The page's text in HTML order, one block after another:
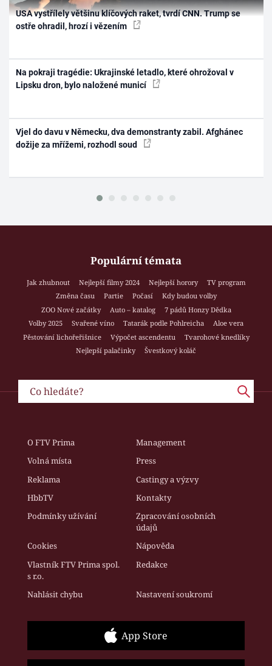
USA vystřílely většinu klíčových raket, tvrdí CNN. Trump se
ostře ohradil, hrozí i vězením
Na pokraji tragédie: Ukrajinské letadlo, které ohrožoval v
Lipsku dron, bylo naložené municí
Vjel do davu v Německu, dva demonstranty zabil. Afghánec
dožije za mřížemi, rozhodl soud
Populární témata
Jak zhubnout Nejlepší filmy 2024 Nejlepší horory
TV program
Změna času
Partie Počasí
Kdy budou volby
ZOO Nové začátky
Auto – katalog
7 pádů Honzy Dědka
Volby 2025
Svařené víno Tatarák podle Pohlreicha
Aloe vera
Pěstování lichořeřišnice
Výpočet ascendentu
Tvarohové knedlíky
Nejlepší palačinky
Švestkový koláč
O FTV Prima
Management
Volná místa
Press
Reklama
Castingy a výzvy
HbbTV
Kontakty
Podmínky užívání
Zpracování osobních
údajů
Cookies
Nápověda
Vlastník FTV Prima spol.
s r.o.
Redakce
Nahlásit chybu Nastavení soukromí
App Store